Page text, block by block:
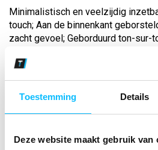
Toestemming Details
Deze website maakt gebruik van
Minimalistisch en veelzijdig
touch; Aan de binnenkant
zacht gevoel; Geborduurd ton-sur-
Steekzakken; Ribboorden aan de
Bekijk andere kleuren
Maat